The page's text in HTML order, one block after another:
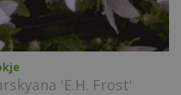
'E.H. Frost'